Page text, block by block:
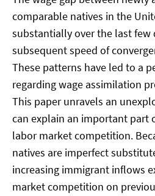
comparable natives in the
substantially over the last few
subsequent speed of
These patterns have led to a
regarding wage assimilation
This paper unravels an
can explain an important part
labor market competition.
natives are imperfect
increasing immigrant inflows
market competition on